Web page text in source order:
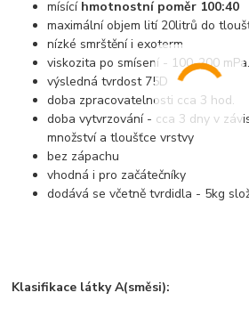
mísící hmotnostní poměr 100:40
maximální objem lití 20litrů do
nízké smrštění i exoterm
viskozita po smísení - 100-200
výsledná tvrdost 75D
doba zpracovatelnosti cca 3 hod.
doba vytvrzování - cca 3 dny v
množství a tloušťce vrstvy
bez zápachu
vhodná i pro začátečníky
dodává se včetně tvrdidla - 5kg
Klasifikace látky A(směsi):